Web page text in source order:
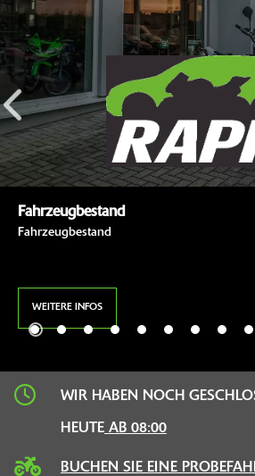
Fahrzeugbestand
Fahrzeugbestand
WEITERE INFOS
WIR HABEN NOCH
HEUTE AB 08:00
BUCHEN SIE EINE